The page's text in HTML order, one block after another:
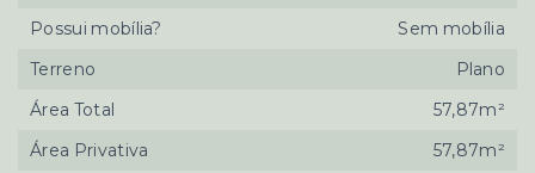
Possui mobília?
Sem mobília
Terreno
Plano
Área Total
57,87m²
Área Privativa
57,87m²